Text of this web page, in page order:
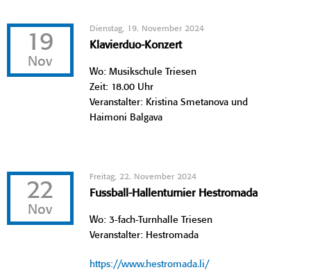
19
Nov
Dienstag, 19. November 2024
Klavierduo-Konzert
Wo: Musikschule Triesen
Zeit: 18.00 Uhr
Veranstalter: Kristina Smetanova und
Haimoni Balgava
22
Nov
Freitag, 22. November 2024
Fussball-Hallenturnier Hestromada
Wo: 3-fach-Turnhalle Triesen
Veranstalter: Hestromada
https://www.hestromada.li/